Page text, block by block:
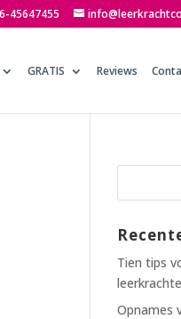
45647455
GRATIS Reviews
Tien tips
Opnames